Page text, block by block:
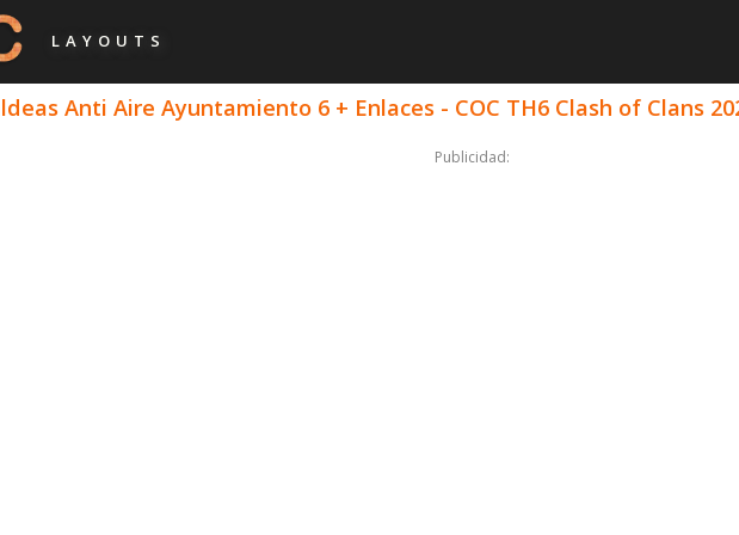
LAYOUTS
Anti Aire Ayuntamiento 6 + Enlaces - COC TH6 Clash of Clans
Publicidad: